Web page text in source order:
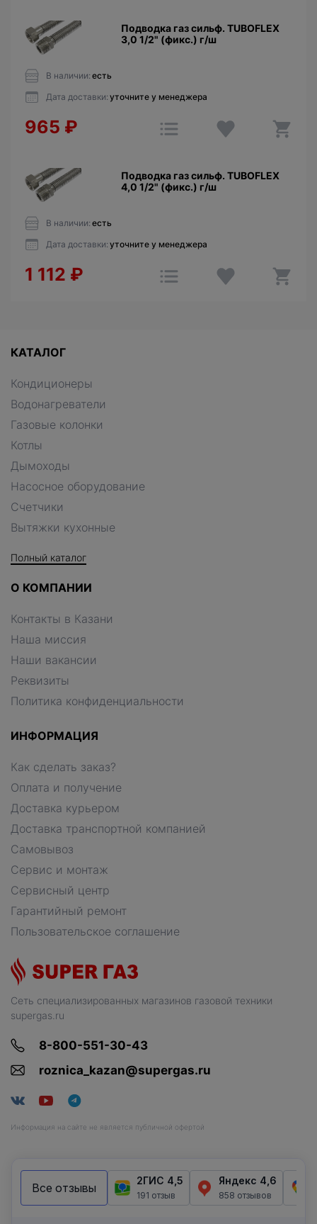
Подводка газ сильф. TUBOFLEX
3,0 1/2" (фикс.) г/ш
В наличии: есть
Дата доставки: уточните у менеджера
965 ₽
Подводка газ сильф. TUBOFLEX
4,0 1/2" (фикс.) г/ш
В наличии: есть
Дата доставки: уточните у менеджера
1 112 ₽
Сеть специализированных магазинов газовой техники
supergas.ru
8-800-551-30-43
roznica_kazan@supergas.ru
Информация на сайте не является публичной офертой
КАТАЛОГ
Кондиционеры
Водонагреватели
Газовые колонки
Котлы
Дымоходы
Насосное оборудование
Счетчики
Вытяжки кухонные
Полный каталог
О КОМПАНИИ
Контакты в Казани
Наша миссия
Наши вакансии
Реквизиты
Политика конфиденциальности
ИНФОРМАЦИЯ
Как сделать заказ?
Оплата и получение
Доставка курьером
Доставка транспортной компанией
Самовывоз
Сервис и монтаж
Сервисный центр
Гарантийный ремонт
Пользовательское соглашение